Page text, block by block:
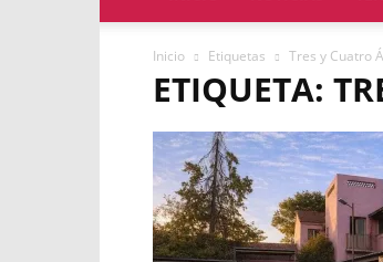
Inicio Etiquetas Tres y Cuatro
ETIQUETA: